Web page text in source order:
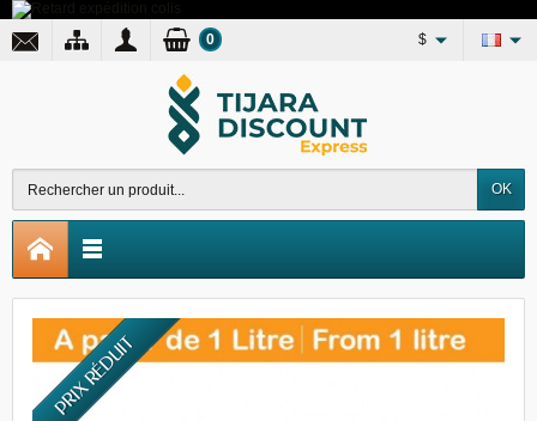
$
OK
0
PRIX RÉDUIT